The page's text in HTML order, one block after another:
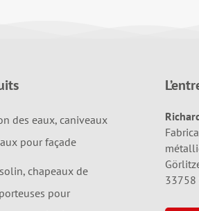
des eaux, caniveaux
pour façade
chapeaux de
pour
33758